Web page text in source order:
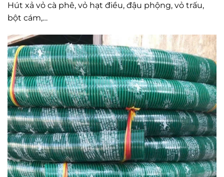
Hút xả vỏ cà phê, vỏ hạt điều, đậu phộng, vỏ trấu,
bột cám,…